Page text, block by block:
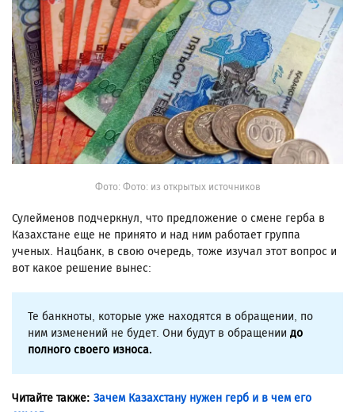
Фото: Фото: из открытых источников
Сулейменов подчеркнул, что предложение о смене герба в
Казахстане еще не принято и над ним работает группа
ученых. Нацбанк, в свою очередь, тоже изучал этот вопрос и
вот какое решение вынес:
Те банкноты, которые уже находятся в обращении, по
ним изменений не будет. Они будут в обращении до
полного своего износа.
Читайте также: Зачем Казахстану нужен герб и в чем его